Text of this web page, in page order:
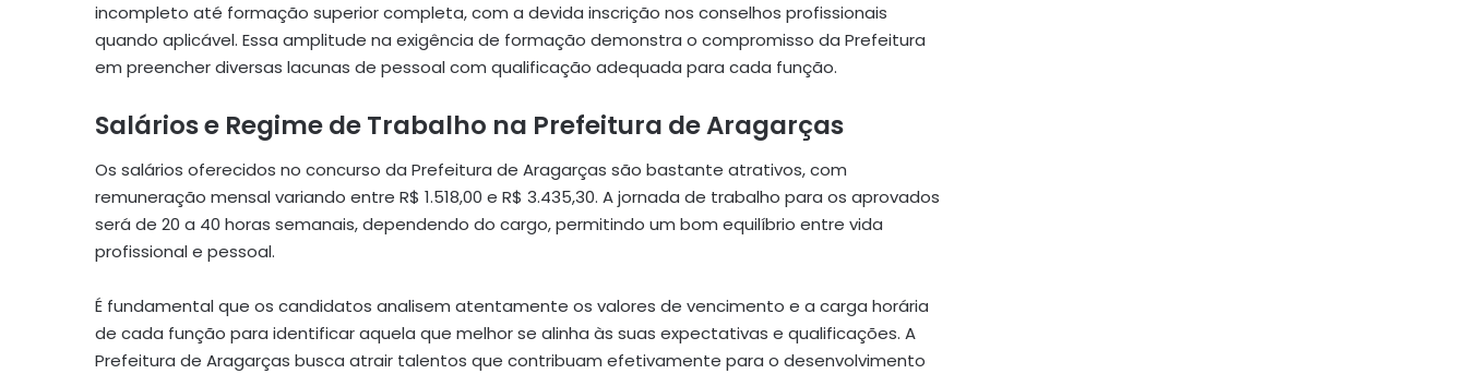
incompleto até formação superior completa, com a devida inscrição nos conselhos profissionais
quando aplicável. Essa amplitude na exigência de formação demonstra o compromisso da Prefeitura
em preencher diversas lacunas de pessoal com qualificação adequada para cada função.
Salários e Regime de Trabalho na Prefeitura de Aragarças
Os salários oferecidos no concurso da Prefeitura de Aragarças são bastante atrativos, com
remuneração mensal variando entre R$ 1.518,00 e R$ 3.435,30. A jornada de trabalho para os aprovados
será de 20 a 40 horas semanais, dependendo do cargo, permitindo um bom equilíbrio entre vida
profissional e pessoal.
É fundamental que os candidatos analisem atentamente os valores de vencimento e a carga horária
de cada função para identificar aquela que melhor se alinha às suas expectativas e qualificações. A
Prefeitura de Aragarças busca atrair talentos que contribuam efetivamente para o desenvolvimento